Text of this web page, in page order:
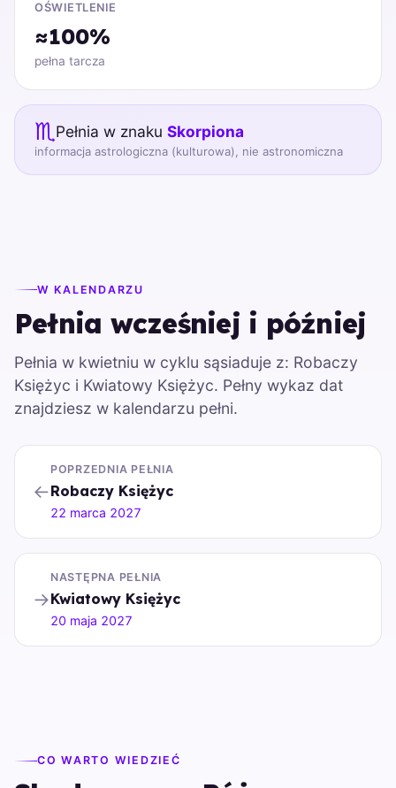
OŚWIETLENIE
≈100%
pełna tarcza
♏Pełnia w znaku Skorpiona
informacja astrologiczna (kulturowa), nie astronomiczna
W KALENDARZU
Pełnia wcześniej i później
Pełnia w kwietniu w cyklu sąsiaduje z: Robaczy
Księżyc i Kwiatowy Księżyc. Pełny wykaz dat
znajdziesz w kalendarzu pełni.
←
POPRZEDNIA PEŁNIA
Robaczy Księżyc
22 marca 2027
→
NASTĘPNA PEŁNIA
Kwiatowy Księżyc
20 maja 2027
CO WARTO WIEDZIEĆ